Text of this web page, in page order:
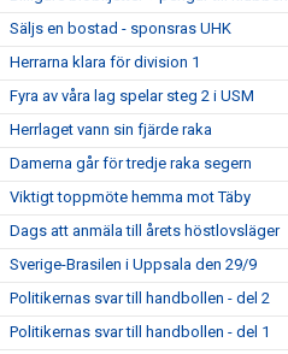
Säljs en bostad - sponsras UHK
Herrarna klara för division 1
Fyra av våra lag spelar steg 2 i USM
Herrlaget vann sin fjärde raka
Damerna går för tredje raka segern
Viktigt toppmöte hemma mot Täby
Dags att anmäla till årets höstlovsläger
Sverige-Brasilen i Uppsala den 29/9
Politikernas svar till handbollen - del 2
Politikernas svar till handbollen - del 1